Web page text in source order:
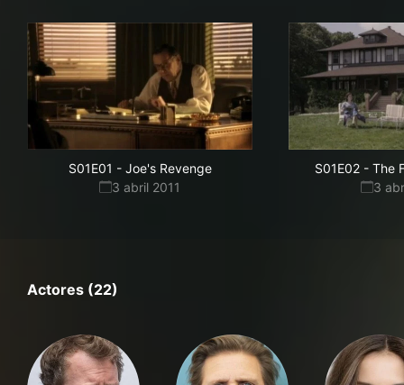
S01E01 - Joe's Revenge
3 abril 2011
S01E02 - The
3
Actores (22)